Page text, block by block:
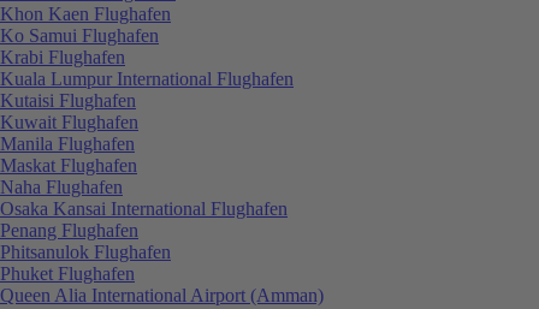
Khon Kaen Flughafen
Ko Samui Flughafen
Krabi Flughafen
Kuala Lumpur International Flughafen
Kutaisi Flughafen
Kuwait Flughafen
Manila Flughafen
Maskat Flughafen
Naha Flughafen
Osaka Kansai International Flughafen
Penang Flughafen
Phitsanulok Flughafen
Phuket Flughafen
Queen Alia International Airport (Amman)